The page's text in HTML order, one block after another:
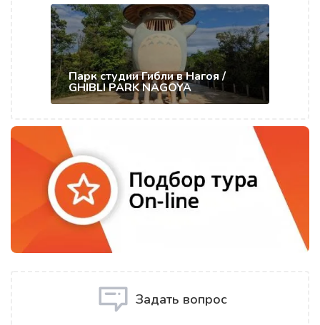
Парк студии Гибли в Нагоя /
GHIBLI PARK NAGOYA
Задать вопрос